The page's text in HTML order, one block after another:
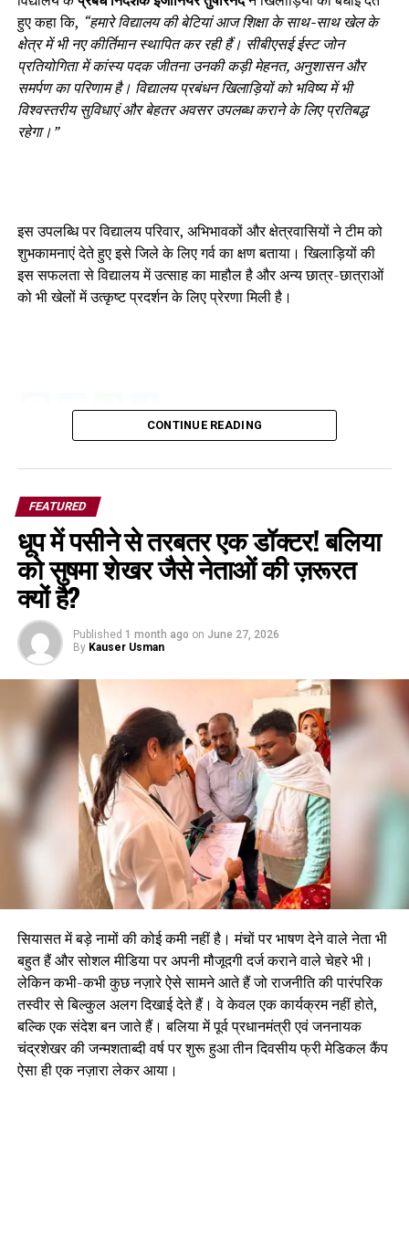
हुए कहा कि, “हमारे विद्यालय की बेटियां आज शिक्षा के साथ-साथ खेल के
क्षेत्र में भी नए कीर्तिमान स्थापित कर रही हैं। सीबीएसई ईस्ट जोन
प्रतियोगिता में कांस्य पदक जीतना उनकी कड़ी मेहनत, अनुशासन और
समर्पण का परिणाम है। विद्यालय प्रबंधन खिलाड़ियों को भविष्य में भी
विश्वस्तरीय सुविधाएं और बेहतर अवसर उपलब्ध कराने के लिए प्रतिबद्ध
रहेगा।”
इस उपलब्धि पर विद्यालय परिवार, अभिभावकों और क्षेत्रवासियों ने टीम को
शुभकामनाएं देते हुए इसे जिले के लिए गर्व का क्षण बताया। खिलाड़ियों की
इस सफलता से विद्यालय में उत्साह का माहौल है और अन्य छात्र-छात्राओं
को भी खेलों में उत्कृष्ट प्रदर्शन के लिए प्रेरणा मिली है।
Facebook
Twitter
WhatsApp
Share
CONTINUE READING
FEATURED
धूप में पसीने से तरबतर एक डॉक्टर! बलिया
को सुषमा शेखर जैसे नेताओं की ज़रूरत
क्यों है?
Published 1 month ago on June 27, 2026
By Kauser Usman
सियासत में बड़े नामों की कोई कमी नहीं है। मंचों पर भाषण देने वाले नेता भी
बहुत हैं और सोशल मीडिया पर अपनी मौजूदगी दर्ज कराने वाले चेहरे भी।
लेकिन कभी-कभी कुछ नज़ारे ऐसे सामने आते हैं जो राजनीति की पारंपरिक
तस्वीर से बिल्कुल अलग दिखाई देते हैं। वे केवल एक कार्यक्रम नहीं होते,
बल्कि एक संदेश बन जाते हैं। बलिया में पूर्व प्रधानमंत्री एवं जननायक
चंद्रशेखर की जन्मशताब्दी वर्ष पर शुरू हुआ तीन दिवसीय फ्री मेडिकल कैंप
ऐसा ही एक नज़ारा लेकर आया।